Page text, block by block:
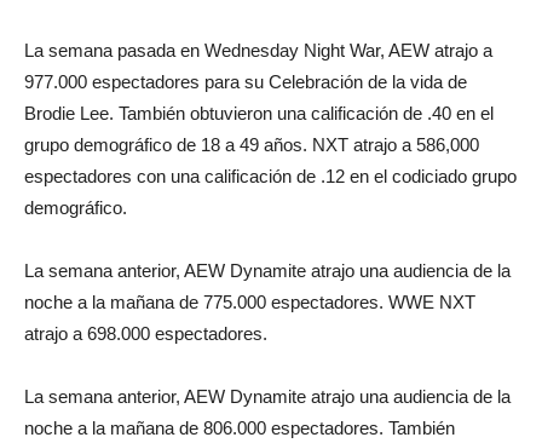
La semana pasada en Wednesday Night War, AEW atrajo a
977.000 espectadores para su Celebración de la vida de
Brodie Lee. También obtuvieron una calificación de .40 en el
grupo demográfico de 18 a 49 años. NXT atrajo a 586,000
espectadores con una calificación de .12 en el codiciado grupo
demográfico.
La semana anterior, AEW Dynamite atrajo una audiencia de la
noche a la mañana de 775.000 espectadores. WWE NXT
atrajo a 698.000 espectadores.
La semana anterior, AEW Dynamite atrajo una audiencia de la
noche a la mañana de 806.000 espectadores. También